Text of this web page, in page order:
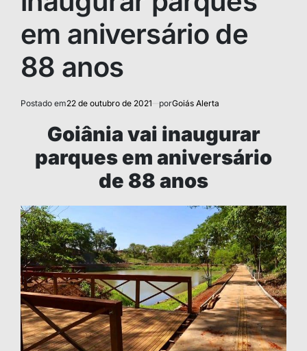
em aniversário de
88 anos
Postado em22 de outubro de 2021 porGoiás Alerta
Goiânia vai inaugurar
parques em aniversário
de 88 anos